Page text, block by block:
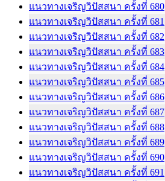
แนวทางเจริญวิปัสสนา ครั้งที่ 680
แนวทางเจริญวิปัสสนา ครั้งที่ 681
แนวทางเจริญวิปัสสนา ครั้งที่ 682
แนวทางเจริญวิปัสสนา ครั้งที่ 683
แนวทางเจริญวิปัสสนา ครั้งที่ 684
แนวทางเจริญวิปัสสนา ครั้งที่ 685
แนวทางเจริญวิปัสสนา ครั้งที่ 686
แนวทางเจริญวิปัสสนา ครั้งที่ 687
แนวทางเจริญวิปัสสนา ครั้งที่ 688
แนวทางเจริญวิปัสสนา ครั้งที่ 689
แนวทางเจริญวิปัสสนา ครั้งที่ 690
แนวทางเจริญวิปัสสนา ครั้งที่ 691